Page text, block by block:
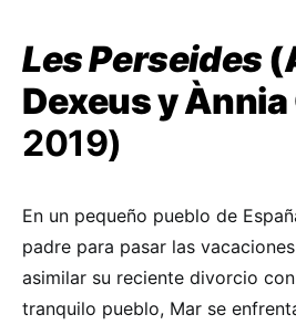
Les Perseides
Dexeus y
2019)
En un pequeño pueblo de
padre para pasar las
asimilar su reciente divorcio
tranquilo pueblo, Mar se